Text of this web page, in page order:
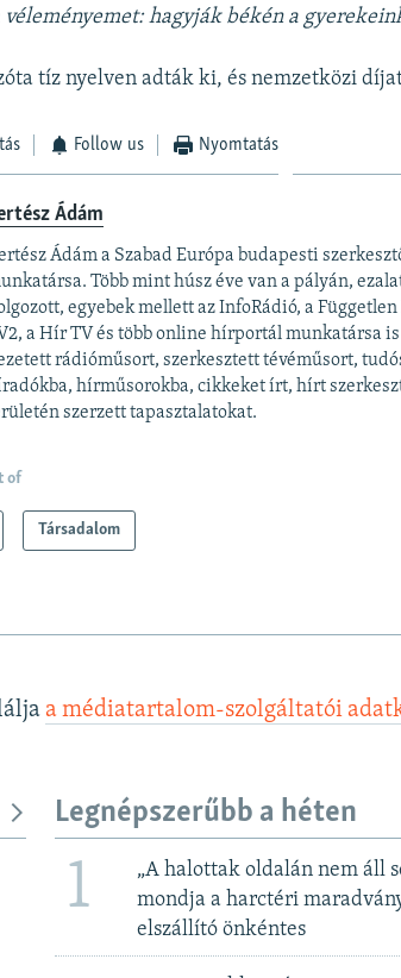
véleményemet: hagyják békén a
tíz nyelven adták ki, és nemzetközi
Follow us Nyomtatás
Ádám
Ádám a Szabad Európa budapesti
Több mint húsz éve van a pályán,
egyebek mellett az InfoRádió, a
a Hír TV és több online hírportál munkatársa
rádióműsort, szerkesztett tévéműsort,
hírműsorokba, cikkeket írt, hírt
szerzett tapasztalatokat.
of
Társadalom
a médiatartalom-szolgáltatói
Legnépszerűbb a héten
1
„A halottak oldalán nem áll
mondja a harctéri
elszállító önkéntes